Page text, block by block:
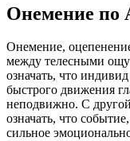
Онемение по
Онемение,
между телесными
означать, что
быстрого движения
неподвижно. С
означать, что
сильное